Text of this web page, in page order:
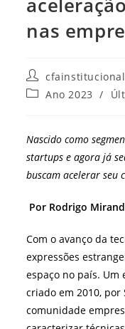
nas
Autor
do
post:
cfainstitucional
Categoria
Ano 2023 /
Nascido como
startups e agora já
buscam acelerar seu
Por Rodrigo
Com o avanço da
expressões
espaço no país. Um
criado em 2010, por
comunidade